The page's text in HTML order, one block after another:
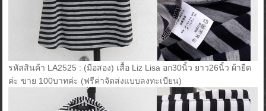
รหัสสินค้า LA2525 : (มือสอง) เสื้อ Liz Lisa อก30นิ้ว ยาว26นิ้ว ผ้ายืด
ค่ะ ขาย 100บาทค่ะ (ฟรีค่าจัดส่งแบบลงทะเบียน)